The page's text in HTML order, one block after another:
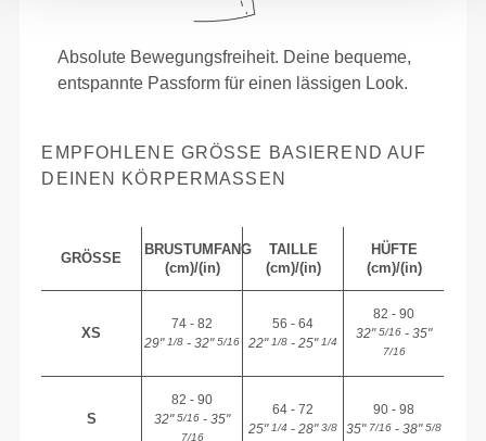
Absolute Bewegungsfreiheit. Deine bequeme,
entspannte Passform für einen lässigen Look.
EMPFOHLENE GRÖSSE BASIEREND AUF D
EINEN KÖRPERMASSEN
GRÖSSE
BRUSTUMFANG
(cm)/(in)
TAILLE
(cm)/(in)
HÜFTE
(cm)/(in)
XS
74 - 82
29"1/8 - 32"5/16
56 - 64
22"1/8 - 25"1/4
82 - 90
32"5/16 - 35"
7/16
S
82 - 90
32"5/16 - 35"
7/16
64 - 72
25"1/4 - 28"3/8
90 - 98
35"7/16 - 38"5/8